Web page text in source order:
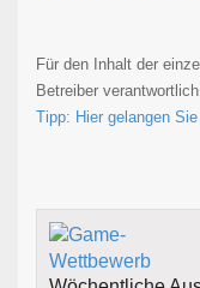
Für den Inhalt der
Betreiber verantwortlich.
Tipp: Hier gelangen